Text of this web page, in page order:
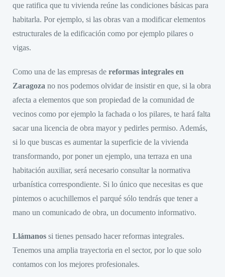
que ratifica que tu vivienda reúne las condiciones básicas para
habitarla. Por ejemplo, si las obras van a modificar elementos
estructurales de la edificación como por ejemplo pilares o
vigas.
Como una de las empresas de reformas integrales en
Zaragoza no nos podemos olvidar de insistir en que, si la obra
afecta a elementos que son propiedad de la comunidad de
vecinos como por ejemplo la fachada o los pilares, te hará falta
sacar una licencia de obra mayor y pedirles permiso. Además,
si lo que buscas es aumentar la superficie de la vivienda
transformando, por poner un ejemplo, una terraza en una
habitación auxiliar, será necesario consultar la normativa
urbanística correspondiente. Si lo único que necesitas es que
pintemos o acuchillemos el parqué sólo tendrás que tener a
mano un comunicado de obra, un documento informativo.
Llámanos si tienes pensado hacer reformas integrales.
Tenemos una amplia trayectoria en el sector, por lo que solo
contamos con los mejores profesionales.